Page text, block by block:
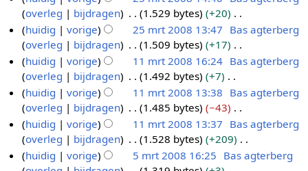
k
i
n
g
s
s
a
m
e
n
v
e
r
k
i
n
g
s
s
a
m
e
e
w
e
r
k
i
n
g
s
s
a
2
0
n
b
e
w
e
r
k
i
n
g
s
e
e
n
b
e
w
e
r
k
i
n
5
2
0
overleg
bijdragen 1.529 bytes
+20
G
e
e
n
b
e
w
e
r
k
huidig vorige 25 mrt 2008 13:47 Bas agterberg
overleg
bijdragen 1.509 bytes
+17
G
e
e
n
b
e
w
e
1
2
huidig vorige 11 mrt 2008 16:24 Bas agterberg
overleg
bijdragen 1.492 bytes
+7
G
e
e
n
b
e
huidig vorige 11 mrt 2008 13:38 Bas agterberg
overleg
bijdragen 1.485 bytes
−43
G
e
e
n
huidig vorige 11 mrt 2008 13:37 Bas agterberg
overleg
bijdragen 1.528 bytes
+209
Ghuidig vorige 5 mrt 2008 16:25 Bas agterberg